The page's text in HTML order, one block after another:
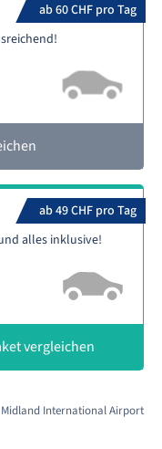
ab 60 CHF pro Tag
ab 49 CHF pro Tag
alles inklusive!
vergleichen
International Airport